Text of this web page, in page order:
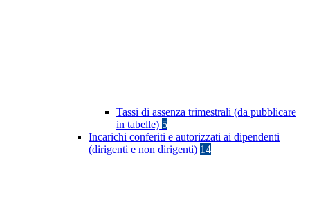
Tassi di assenza trimestrali (da pubblicare
in tabelle) 5
Incarichi conferiti e autorizzati ai dipendenti
(dirigenti e non dirigenti) 14